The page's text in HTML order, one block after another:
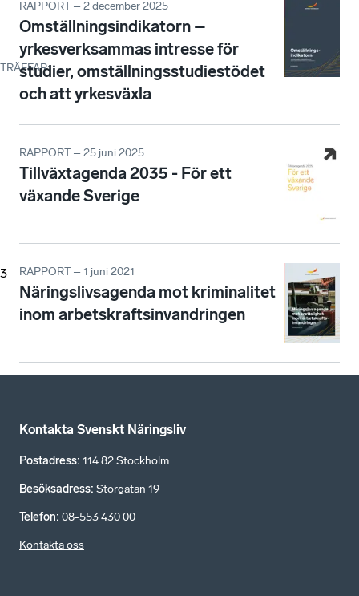
TRÄFFAR:
3
RAPPORT – 2 december 2025
Omställningsindikatorn –
yrkesverksammas intresse för
studier, omställningsstudiestödet
och att yrkesväxla
RAPPORT – 25 juni 2025
Tillväxtagenda 2035 - För ett
växande Sverige
RAPPORT – 1 juni 2021
Näringslivsagenda mot kriminalitet
inom arbetskraftsinvandringen
Kontakta Svenskt Näringsliv
Postadress: 114 82 Stockholm
Besöksadress: Storgatan 19
Telefon: 08-553 430 00
Kontakta oss